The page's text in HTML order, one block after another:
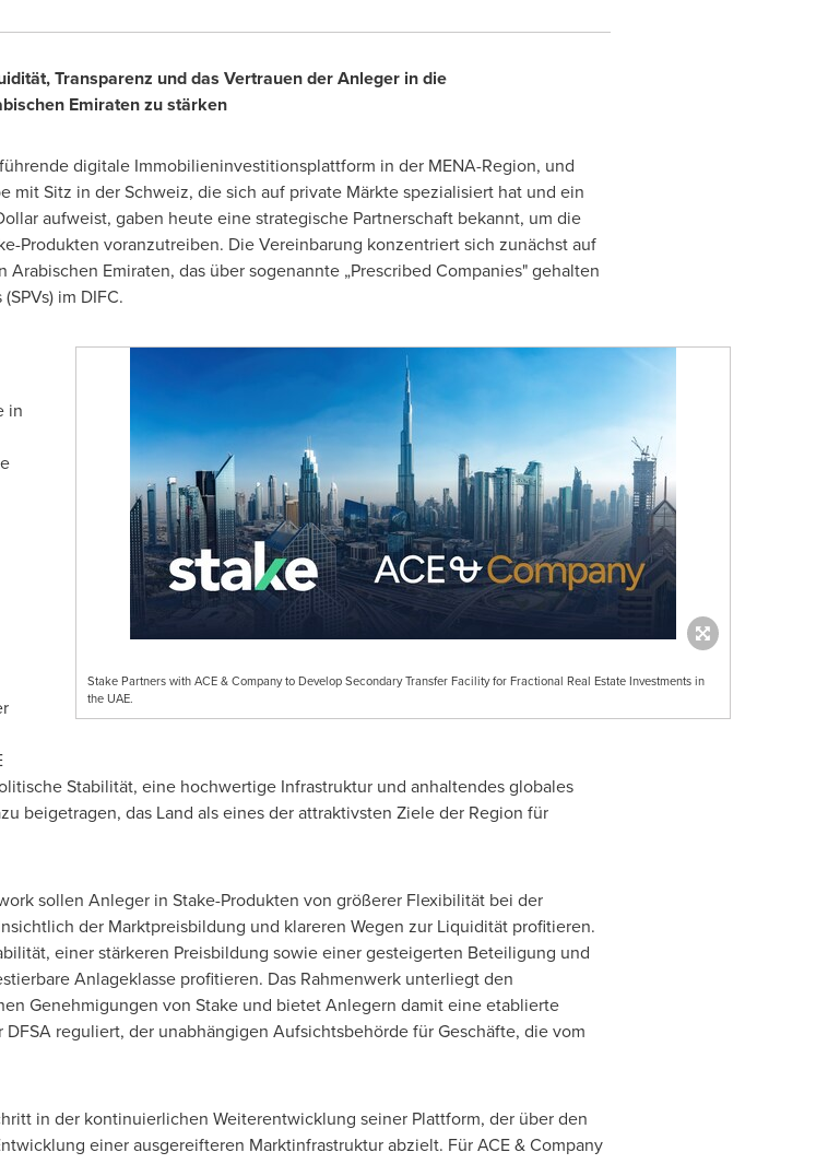
Transparenz und das Vertrauen der Anleger in die
Emiraten zu stärken
digitale Immobilieninvestitionsplattform in der MENA-Region, und
Sitz in der Schweiz, die sich auf private Märkte spezialisiert hat und ein
aufweist, gaben heute eine strategische Partnerschaft bekannt, um die
Produkten voranzutreiben. Die Vereinbarung konzentriert sich zunächst auf
Emiraten, das über sogenannte „Prescribed Companies" gehalten
im DIFC.
Stake Partners with ACE & Company to Develop Secondary Transfer Facility for Fractional Real Estate Investments in
the UAE.
in
Stabilität, eine hochwertige Infrastruktur und anhaltendes globales
beigetragen, das Land als eines der attraktivsten Ziele der Region für
sollen Anleger in Stake-Produkten von größerer Flexibilität bei der
der Marktpreisbildung und klareren Wegen zur Liquidität profitieren.
einer stärkeren Preisbildung sowie einer gesteigerten Beteiligung und
Anlageklasse profitieren. Das Rahmenwerk unterliegt den
Genehmigungen von Stake und bietet Anlegern damit eine etablierte
reguliert, der unabhängigen Aufsichtsbehörde für Geschäfte, die vom
in der kontinuierlichen Weiterentwicklung seiner Plattform, der über den
einer ausgereifteren Marktinfrastruktur abzielt. Für ACE & Company